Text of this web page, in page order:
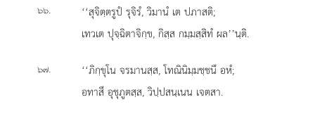
๖๖.
‘‘สุจิตฺตรูปํ รุจิรํ, วิมานํ เต ปภาสติ;
เทวเต ปุจฺฉิตาจิกฺข, กิสฺส กมฺมสฺสิทํ ผล’’นฺติ.
๖๗. ‘‘ภิกฺขุโน จรมานสฺส, โทณินิมฺมชฺชนึ อหํ;
อทาสึ อุชุภูตสฺส, วิปฺปสนฺเนน เจตสา.